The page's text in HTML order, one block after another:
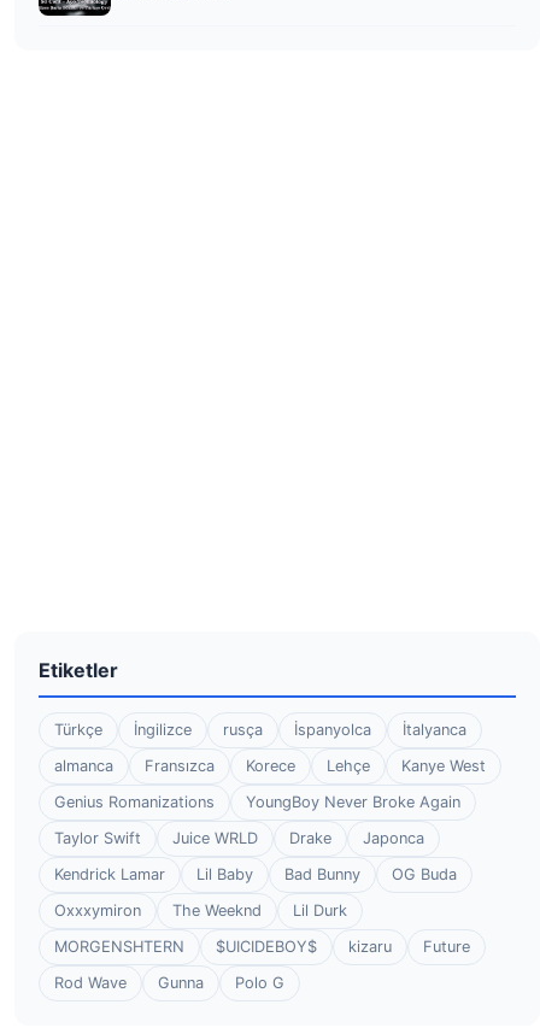
Etiketler
Türkçe İngilizce rusça İspanyolca
İtalyanca
almanca
Fransızca Korece Lehçe
Kanye West
Genius Romanizations
YoungBoy Never Broke Again
Taylor Swift
Juice WRLD Drake
Japonca
Kendrick Lamar
Lil Baby Bad Bunny
OG Buda
Oxxxymiron
The Weeknd
Lil Durk
MORGENSHTERN
$UICIDEBOY$ kizaru
Future
Rod Wave
Gunna Polo G